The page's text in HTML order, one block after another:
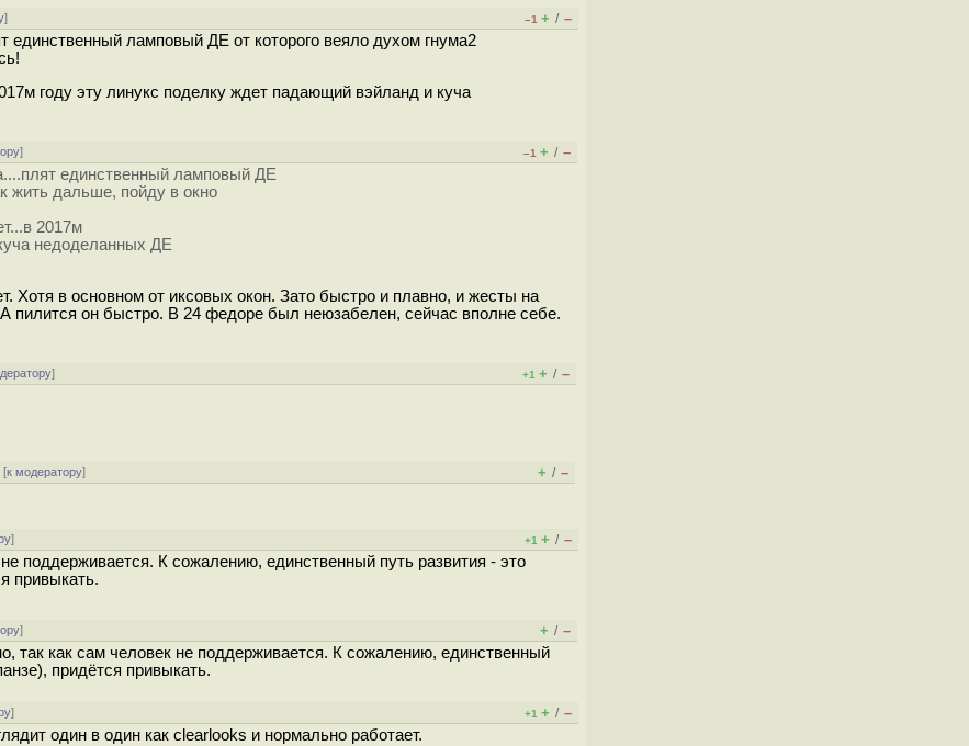
] –1 + / –
ламповый ДЕ от которого веяло духом гнума2
году эту линукс поделку ждет падающий вэйланд и куча
] –1 + / –
единственный ламповый ДЕ
жить дальше, пойду в окно
2017м
недоделанных ДЕ
Хотя в основном от иксовых окон. Зато быстро и плавно, и жесты на
пилится он быстро. В 24 федоре был неюзабелен, сейчас вполне себе.
] +1 + / –
к модератору] + / –
] +1 + / –
поддерживается. К сожалению, единственный путь развития - это
привыкать.
] + / –
так как сам человек не поддерживается. К сожалению, единственный
придётся привыкать.
] +1 + / –
один в один как clearlooks и нормально работает.